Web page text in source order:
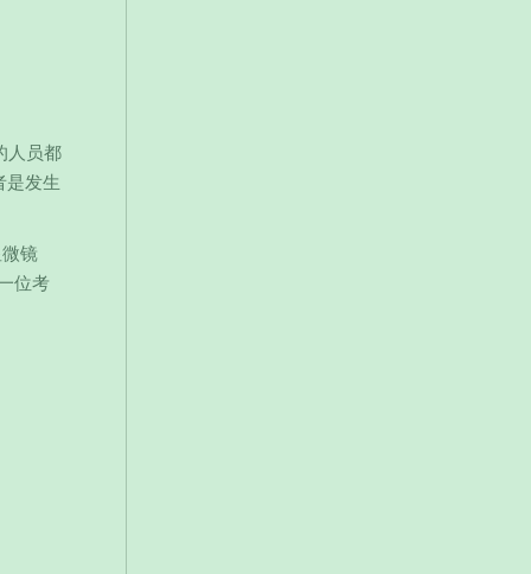
人员都
是发生
镜
位考